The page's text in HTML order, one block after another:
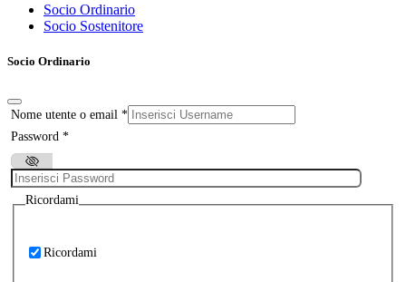
Socio Ordinario
Socio Sostenitore
Socio Ordinario
Nome utente o email *
Password *
Ricordami
Ricordami